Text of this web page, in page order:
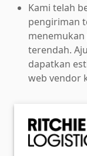
Kami telah
pengiriman
terendah.
dapatkan
web vendor